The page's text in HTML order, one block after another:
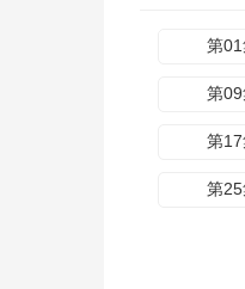
第
第
第
第